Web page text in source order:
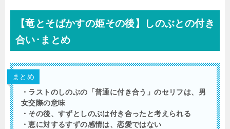
【竜とそばかすの姫その後】しのぶとの付き
合い･まとめ
まとめ
・ラストのしのぶの「普通に付き合う」のセリフは、男
女交際の意味
・その後、すずとしのぶは付き合ったと考えられる
・恵に対するすずの感情は、恋愛ではない